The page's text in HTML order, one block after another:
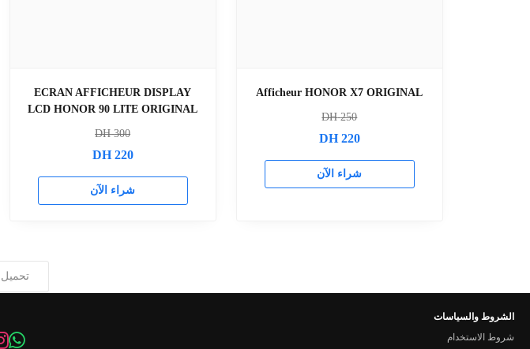
Afficheur HONOR X7 ORIGINAL
250
DH
220
DH
شراء الآن
ECRAN AFFICHEUR DISPLAY
LCD HONOR 90 LITE ORIGINAL
300
DH
220
DH
شراء الآن
تحميل
الشروط والسياسات
شروط الاستخدام